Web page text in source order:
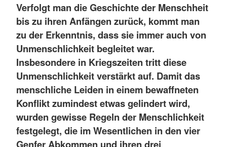
Verfolgt man die Geschichte der Menschheit
bis zu ihren Anfängen zurück, kommt man
zu der Erkenntnis, dass sie immer auch von
Unmenschlichkeit begleitet war.
Insbesondere in Kriegszeiten tritt diese
Unmenschlichkeit verstärkt auf. Damit das
menschliche Leiden in einem bewaffneten
Konflikt zumindest etwas gelindert wird,
wurden gewisse Regeln der Menschlichkeit
festgelegt, die im Wesentlichen in den vier
Genfer Abkommen und ihren drei